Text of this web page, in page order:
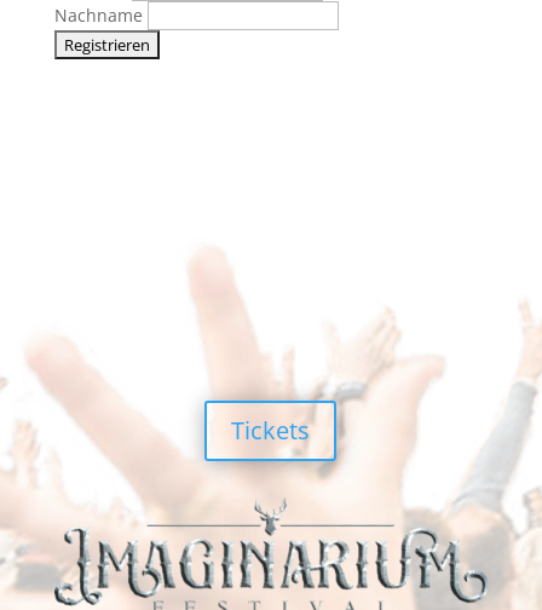
Nachname
Tickets